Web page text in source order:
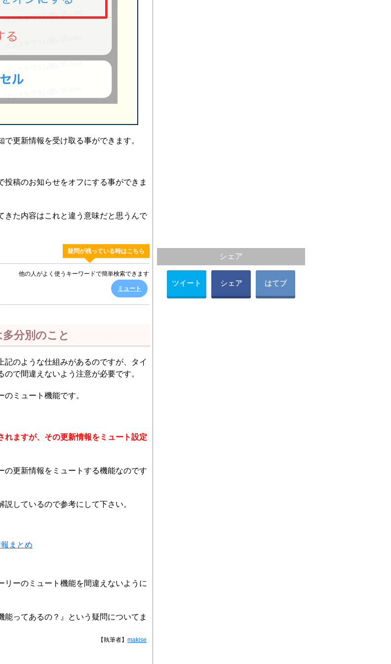
更新情報を受け取る事ができます。
稿のお知らせをオフにする事ができま
きた内容はこれと違う意味だと思うんで
疑問が残っている時はこちら
他の人がよく使うキーワードで簡単検索できます
ミュート
分別のこと
のような仕組みがあるのですが、タイ
で間違えないよう注意が必要です。
ミュート機能です。
れますが、その更新情報をミュート設定
の更新情報をミュートする機能なのです
しているので参考にして下さい。
まとめ
リーのミュート機能を間違えないように
ってあるの？』という疑問についてま
【執筆者】makise
シェア
ツイート シェア はてブ